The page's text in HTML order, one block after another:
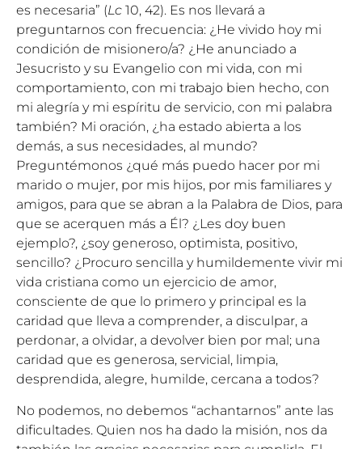
es necesaria” (Lc 10, 42). Es nos llevará a
preguntarnos con frecuencia: ¿He vivido hoy mi
condición de misionero/a? ¿He anunciado a
Jesucristo y su Evangelio con mi vida, con mi
comportamiento, con mi trabajo bien hecho, con
mi alegría y mi espíritu de servicio, con mi palabra
también? Mi oración, ¿ha estado abierta a los
demás, a sus necesidades, al mundo?
Preguntémonos ¿qué más puedo hacer por mi
marido o mujer, por mis hijos, por mis familiares y
amigos, para que se abran a la Palabra de Dios, para
que se acerquen más a Él? ¿Les doy buen
ejemplo?, ¿soy generoso, optimista, positivo,
sencillo? ¿Procuro sencilla y humildemente vivir mi
vida cristiana como un ejercicio de amor,
consciente de que lo primero y principal es la
caridad que lleva a comprender, a disculpar, a
perdonar, a olvidar, a devolver bien por mal; una
caridad que es generosa, servicial, limpia,
desprendida, alegre, humilde, cercana a todos?
No podemos, no debemos “achantarnos” ante las
dificultades. Quien nos ha dado la misión, nos da